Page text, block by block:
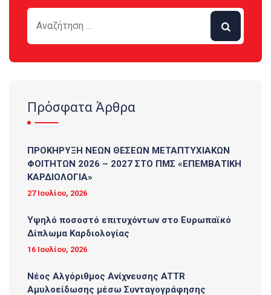
Πρόσφατα Άρθρα
ΠΡΟΚΗΡΥΞΗ ΝΕΩΝ ΘΕΣΕΩΝ ΜΕΤΑΠΤΥΧΙΑΚΩΝ
ΦΟΙΤΗΤΩΝ 2026 – 2027 ΣΤΟ ΠΜΣ «ΕΠΕΜΒΑΤΙΚΗ
ΚΑΡΔΙΟΛΟΓΙΑ»
27 Ιουλίου, 2026
Υψηλό ποσοστό επιτυχόντων στο Ευρωπαϊκό
Δίπλωμα Καρδιολογίας
16 Ιουλίου, 2026
Νέος Αλγόριθμος Ανίχνευσης ATTR
Αμυλοείδωσης μέσω Συνταγογράφησης